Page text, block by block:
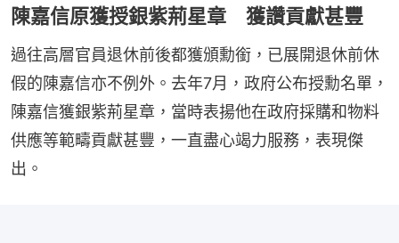
陳嘉信原獲授銀紫荊星章 獲讚貢獻甚豐
過往高層官員退休前後都獲頒勳銜，已展開退休前休
假的陳嘉信亦不例外。去年7月，政府公布授勳名單，
陳嘉信獲銀紫荊星章，當時表揚他在政府採購和物料
供應等範疇貢獻甚豐，一直盡心竭力服務，表現傑
出。